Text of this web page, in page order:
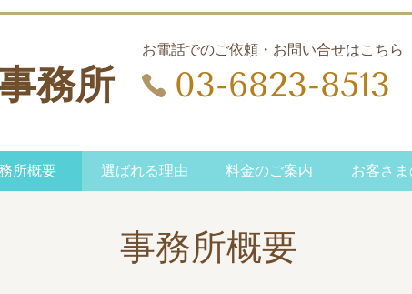
務所
お電話でのご依頼・お問い合せはこちら
03-6823-8513
所概要 選ばれる理由 料金のご案内 お客さ
事務所概要